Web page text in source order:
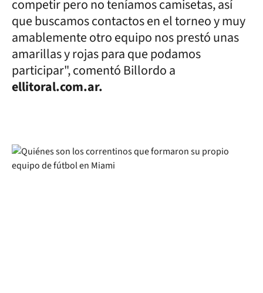
competir pero no teníamos camisetas, así
que buscamos contactos en el torneo y muy
amablemente otro equipo nos prestó unas
amarillas y rojas para que podamos
participar", comentó Billordo a
ellitoral.com.ar.